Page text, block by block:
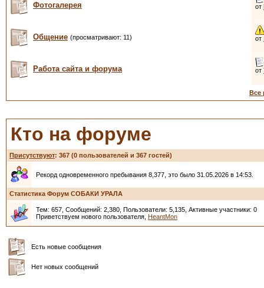
Фотогалерея от
Общение (просматривают: 11) от
Работа сайта и форума от
Все
Кто на форуме
Присутствуют: 367 (0 пользователей и 367 гостей)
Рекорд одновременного пребывания 8,377, это было 31.05.2026 в 14:53.
Статистика Форум СОБАКИ УРАЛА
Тем: 657, Сообщений: 2,380, Пользователи: 5,135, Активные участники: 0
Приветствуем нового пользователя, HeantMon
Есть новые сообщения
Нет новых сообщений